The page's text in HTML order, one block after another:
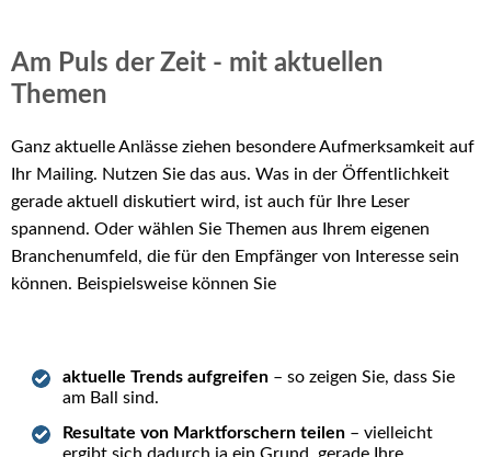
Am Puls der Zeit - mit aktuellen
Themen
Ganz aktuelle Anlässe ziehen besondere Aufmerksamkeit auf
Ihr Mailing. Nutzen Sie das aus. Was in der Öffentlichkeit
gerade aktuell diskutiert wird, ist auch für Ihre Leser
spannend. Oder wählen Sie Themen aus Ihrem eigenen
Branchenumfeld, die für den Empfänger von Interesse sein
können. Beispielsweise können Sie
aktuelle Trends aufgreifen – so zeigen Sie, dass Sie
am Ball sind.
Resultate von Marktforschern teilen – vielleicht